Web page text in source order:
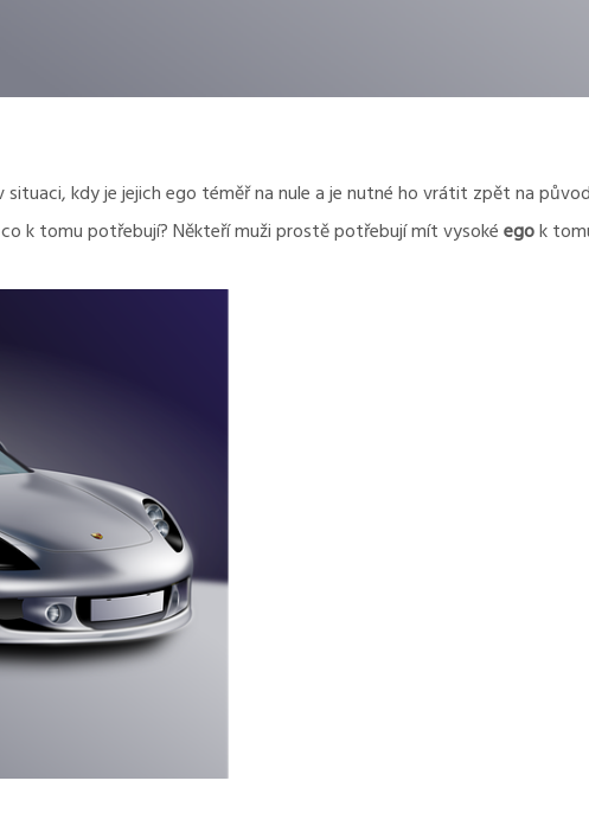
kdy je jejich ego téměř na nule a je nutné ho vrátit zpět na
k tomu potřebují? Někteří muži prostě potřebují mít vysokéegok